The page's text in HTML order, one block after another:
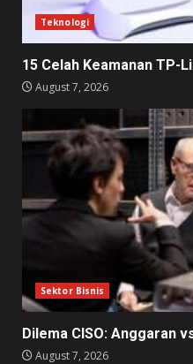
Teknologi
15 Celah Keamanan TP-
August 7, 2026
Sektor Bisnis
Dilema CISO: Anggaran
August 7, 2026